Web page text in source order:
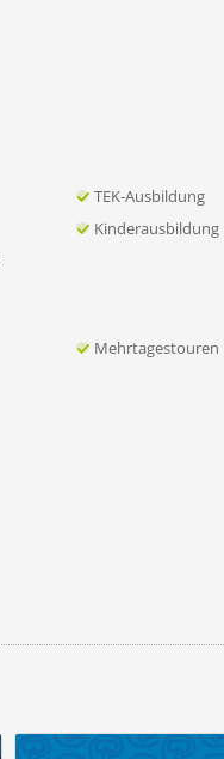
TEK-Ausbildung
Kinderausbildung
Mehrtagestouren